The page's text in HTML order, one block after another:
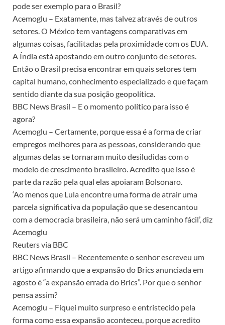
pode ser exemplo para o Brasil?
Acemoglu – Exatamente, mas talvez através de outros
setores. O México tem vantagens comparativas em
algumas coisas, facilitadas pela proximidade com os EUA.
A Índia está apostando em outro conjunto de setores.
Então o Brasil precisa encontrar em quais setores tem
capital humano, conhecimento especializado e que façam
sentido diante da sua posição geopolítica.
BBC News Brasil – E o momento político para isso é
agora?
Acemoglu – Certamente, porque essa é a forma de criar
empregos melhores para as pessoas, considerando que
algumas delas se tornaram muito desiludidas com o
modelo de crescimento brasileiro. Acredito que isso é
parte da razão pela qual elas apoiaram Bolsonaro.
‘Ao menos que Lula encontre uma forma de atrair uma
parcela significativa da população que se desencantou
com a democracia brasileira, não será um caminho fácil’, diz
Acemoglu
Reuters via BBC
BBC News Brasil – Recentemente o senhor escreveu um
artigo afirmando que a expansão do Brics anunciada em
agosto é “a expansão errada do Brics”. Por que o senhor
pensa assim?
Acemoglu – Fiquei muito surpreso e entristecido pela
forma como essa expansão aconteceu, porque acredito